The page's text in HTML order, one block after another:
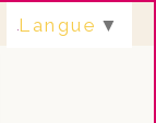
Langue ▼